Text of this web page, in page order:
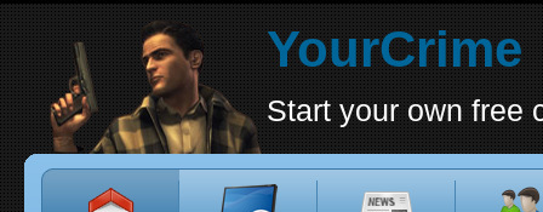
YourCrime
Start your own free